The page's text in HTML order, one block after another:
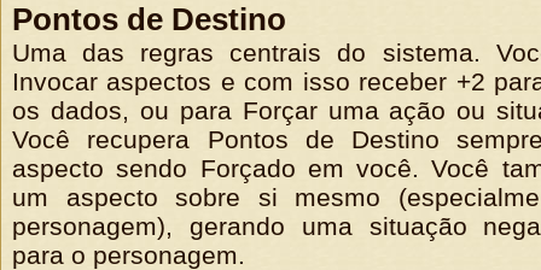
Pontos de Destino
Uma das regras centrais do sistema.
Invocar aspectos e com isso receber +2
os dados, ou para Forçar uma ação ou
Você recupera Pontos de Destino
aspecto sendo Forçado em você. Você
um aspecto sobre si mesmo
personagem), gerando uma situação
para o personagem.